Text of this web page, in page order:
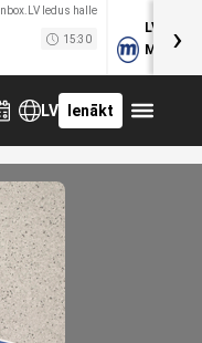
Inbox.LV ledus halle
15:30
LVB
MOG›
LV Ienākt